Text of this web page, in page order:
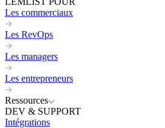
Les commerciaux
Les RevOps
Les managers
Les entrepreneurs
Ressources
DEV & SUPPORT
Intégrations